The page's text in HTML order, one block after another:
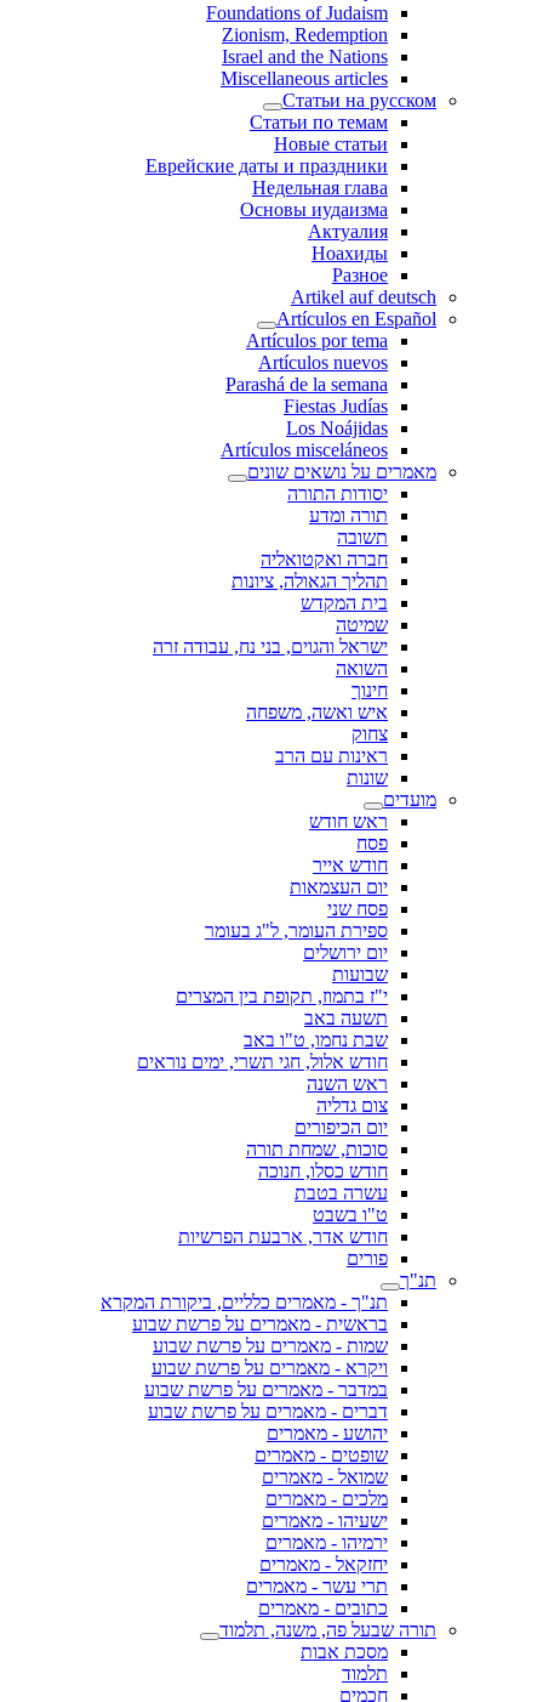
Foundations of Judaism
Zionism, Redemption
Israel and the Nations
Miscellaneous articles
Статьи на русском
Статьи по темам
Новые статьи
Еврейские даты и праздники
Недельная глава
Основы иудаизма
Актуалия
Ноахиды
Разное
Artikel auf deutsch
Artículos en Español
Artículos por tema
Artículos nuevos
Parashá de la semana
Fiestas Judías
Los Noájidas
Artículos misceláneos
מאמרים על נושאים שונים
יסודות התורה
תורה ומדע
תשובה
חברה ואקטואליה
תהליך הגאולה, ציונות
בית המקדש
שמיטה
ישראל והגוים, בני נח, עבודה זרה
השואה
חינוך
איש ואשה, משפחה
צחוק
ראינות עם הרב
שונות
מועדים
ראש חודש
פסח
חודש אייר
יום העצמאות
פסח שני
ספירת העומר, ל"ג בעומר
יום ירושלים
שבועות
י"ז בתמוז, תקופת בין המצרים
תשעה באב
שבת נחמו, ט"ו באב
חודש אלול, חגי תשרי, ימים נוראים
ראש השנה
צום גדליה
יום הכיפורים
סוכות, שמחת תורה
חודש כסלו, חנוכה
עשרה בטבת
ט"ו בשבט
חודש אדר, ארבעת הפרשיות
פורים
תנ"ך
תנ"ך - מאמרים כלליים, ביקורת המקרא
בראשית - מאמרים על פרשת שבוע
שמות - מאמרים על פרשת שבוע
ויקרא - מאמרים על פרשת שבוע
במדבר - מאמרים על פרשת שבוע
דברים - מאמרים על פרשת שבוע
יהושע - מאמרים
שופטים - מאמרים
שמואל - מאמרים
מלכים - מאמרים
ישעיהו - מאמרים
ירמיהו - מאמרים
יחזקאל - מאמרים
תרי עשר - מאמרים
כתובים - מאמרים
תורה שבעל פה, משנה, תלמוד
מסכת אבות
תלמוד
חכמים